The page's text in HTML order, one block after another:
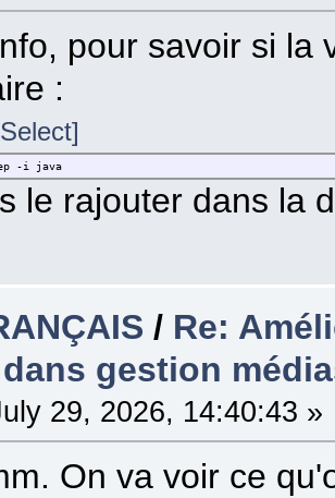
pour savoir si la
:
-i java
le rajouter dans la
/ Re:
gestion
29, 2026, 14:40:43 »
On va voir ce